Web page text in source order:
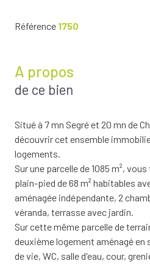
Référence 1750
A propos
de ce bien
Situé à 7 mn Segré et 20 mn de
découvrir cet ensemble
logements.
Sur une parcelle de 1085 m²,
plain-pied de 68 m² habitables
aménagée indépendante, 2
véranda, terrasse avec jardin.
Sur cette même parcelle de
deuxième logement aménagé en
de vie, WC, salle d'eau, cour,